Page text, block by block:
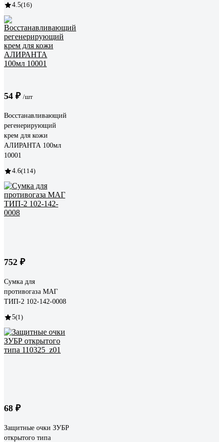
4.5(16)
54 ₽ /шт
Восстанавливающий
регенерирующий
крем для кожи
АЛИРАНТА 100мл
10001
4.6(114)
752 ₽
Сумка для
противогаза МАГ
ТИП-2 102-142-0008
5(1)
68 ₽
Защитные очки ЗУБР
открытого типа